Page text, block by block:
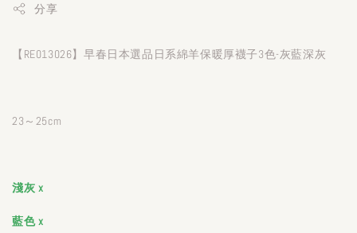
分享
【RE013026】早春日本選品日系綿羊保暖厚襪子3色-灰藍深灰
23～25cm
淺灰 x
藍色 x